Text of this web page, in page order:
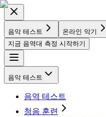
음악 테스트 온라인 악기
지금 음역대 측정 시작하기
음악 테스트
음역 테스트
청음 훈련